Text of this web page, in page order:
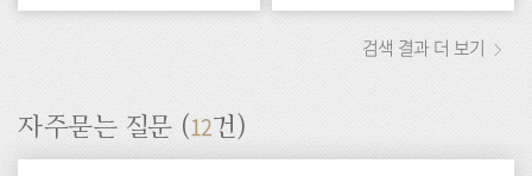
검색 결과 더 보기
자주묻는 질문 (12건)